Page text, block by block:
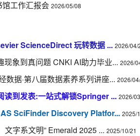
工作汇报会 2026/05/08
ScienceDirect 玩转数据 ... 2026/04/
现象到真问题 CNKI AI助力毕业... 2026/
数据·第八届数据素养系列讲座... 2026/
读到发表:一站式解锁Springer ... 2026/
SciFinder Discovery Platfor... 2025/
文字系文明” Emerald 2025 ... 2025/10/21